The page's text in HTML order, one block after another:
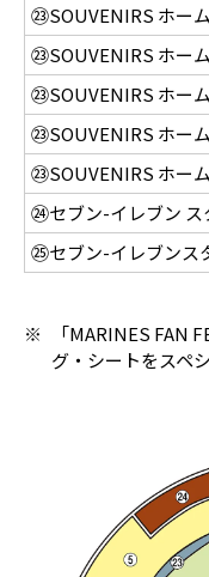
㉓SOUVENIRS ホー
㉓SOUVENIRS ホー
㉓SOUVENIRS ホー
㉓SOUVENIRS ホー
㉓SOUVENIRS ホー
㉔セブン-イレブン
㉕セブン-イレブンス
※
「MARINES FAN
グ・シートをスペ